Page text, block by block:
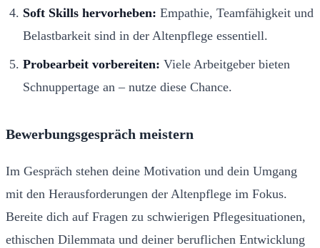
Soft Skills hervorheben: Empathie, Teamfähigkeit und
Belastbarkeit sind in der Altenpflege essentiell.
Probearbeit vorbereiten: Viele Arbeitgeber bieten
Schnuppertage an – nutze diese Chance.
Bewerbungsgespräch meistern
Im Gespräch stehen deine Motivation und dein Umgang
mit den Herausforderungen der Altenpflege im Fokus.
Bereite dich auf Fragen zu schwierigen Pflegesituationen,
ethischen Dilemmata und deiner beruflichen Entwicklung